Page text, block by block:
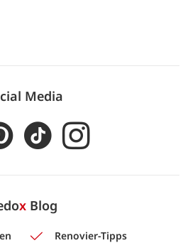
Media
xBlog
Renovier-Tipps